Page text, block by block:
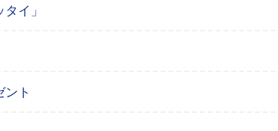
イ」
ト